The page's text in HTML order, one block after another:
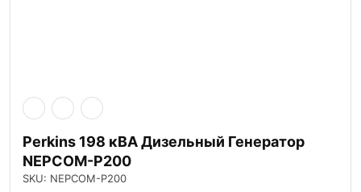
Perkins 198 кВА Дизельный Генератор
NEPCOM-P200
SKU: NEPCOM-P200